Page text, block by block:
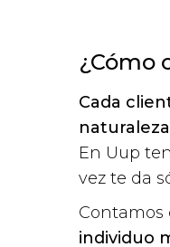
¿Cómo
Cada
En Uup
vez te da
Contamos
individuo